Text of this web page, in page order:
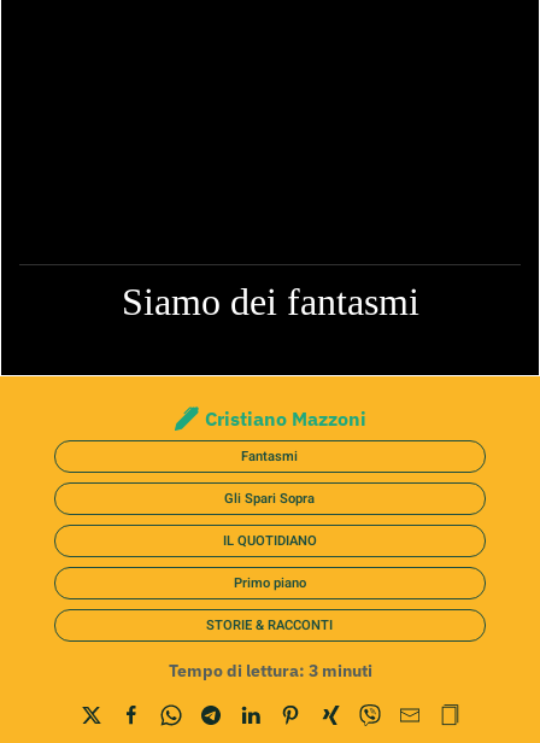
Siamo dei fantasmi
Cristiano Mazzoni
Fantasmi
Gli Spari Sopra
IL QUOTIDIANO
Primo piano
STORIE & RACCONTI
Tempo di lettura: 3 minuti